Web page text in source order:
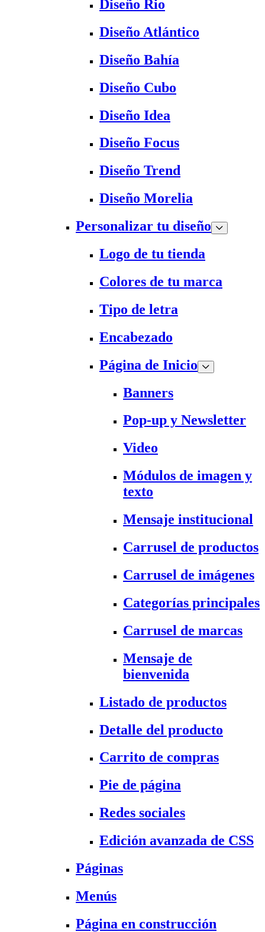
Diseño Rio
Diseño Atlántico
Diseño Bahía
Diseño Cubo
Diseño Idea
Diseño Focus
Diseño Trend
Diseño Morelia
Personalizar tu diseño
Logo de tu tienda
Colores de tu marca
Tipo de letra
Encabezado
Página de Inicio
Banners
Pop-up y Newsletter
Video
Módulos de imagen y
texto
Mensaje institucional
Carrusel de productos
Carrusel de imágenes
Categorías principales
Carrusel de marcas
Mensaje de
bienvenida
Listado de productos
Detalle del producto
Carrito de compras
Pie de página
Redes sociales
Edición avanzada de CSS
Páginas
Menús
Página en construcción